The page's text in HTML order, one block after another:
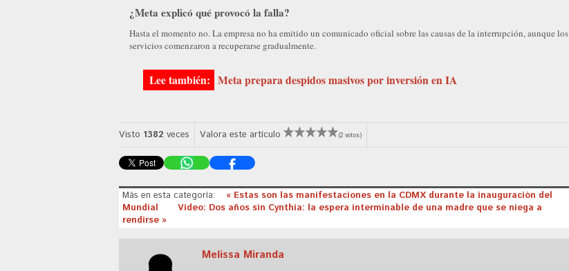
¿Meta explicó qué provocó la falla?
Hasta el momento no. La empresa no ha emitido un comunicado oficial sobre las causas de la interrupción, aunque los
servicios comenzaron a recuperarse gradualmente.
Meta prepara despidos masivos por inversión en IA
Visto 1382 veces Valora este artículo (2 votos)
Más en esta categoría:
« Estas son las manifestaciones en la CDMX durante la inauguración del
Mundial
Video: Dos años sin Cynthia: la espera interminable de una madre que se niega a
rendirse »
Melissa Miranda